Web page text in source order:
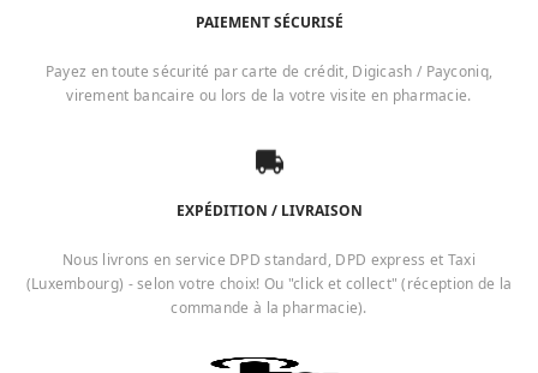
PAIEMENT SÉCURISÉ
Payez en toute sécurité par carte de crédit, Digicash / Payconiq,
virement bancaire ou lors de la votre visite en pharmacie.
EXPÉDITION / LIVRAISON
Nous livrons en service DPD standard, DPD express et Taxi
(Luxembourg) - selon votre choix! Ou "click et collect" (réception de la
commande à la pharmacie).